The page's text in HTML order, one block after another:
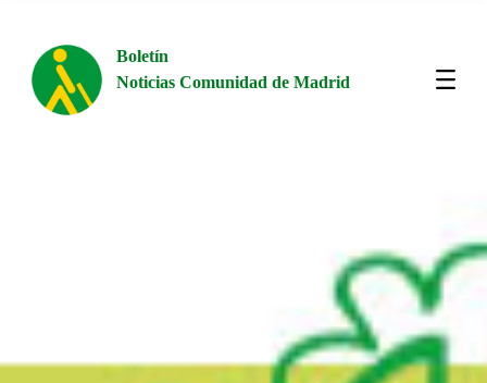
Boletín
Noticias Comunidad de Madrid